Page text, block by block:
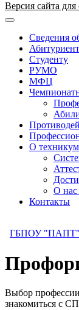
Версия сайта
Сведения
Студенту
РУМО
МФЦ
О
О
Контакты
ГБПОУ "ПАПТ"
Выбор
знакомиться с